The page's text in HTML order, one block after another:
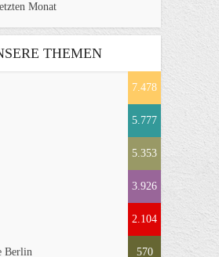
Monat
THEMEN
7.478
5.777
5.353
3.926
2.104
Berlin 570